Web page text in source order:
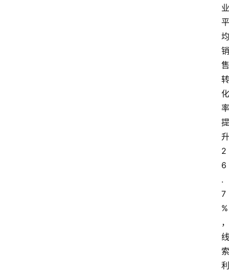
业
平
均
销
售
转
化
率
提
升
2
6
.
7
%
，
线
索
利